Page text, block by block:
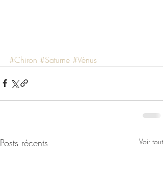
#Chiron #Saturne #Vénus
Posts récents Voir tout